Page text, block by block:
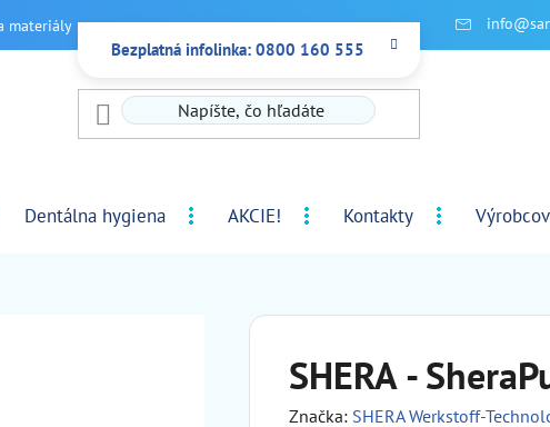
Bezplatná infolinka: 0800 160 555
materiály
Dentálna hygiena AKCIE! Kontakty
SHERA -
Značka: SHERA Werkstoff-